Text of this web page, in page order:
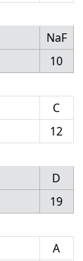
NaF
10
C
12
D
19
A